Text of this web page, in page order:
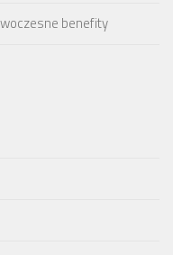
benefity